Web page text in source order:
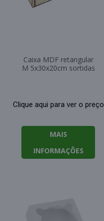
Caixa MDF retangular
M 5x30x20cm sortidas
Clique aqui para ver o preço
MAIS
INFORMAÇÕES